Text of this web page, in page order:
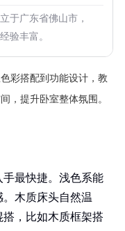
于广东省佛山市，
验丰富。
彩搭配到功能设计，教
，提升卧室整体氛围。
最快捷。浅色系能
木质床头自然温
，比如木质框架搭